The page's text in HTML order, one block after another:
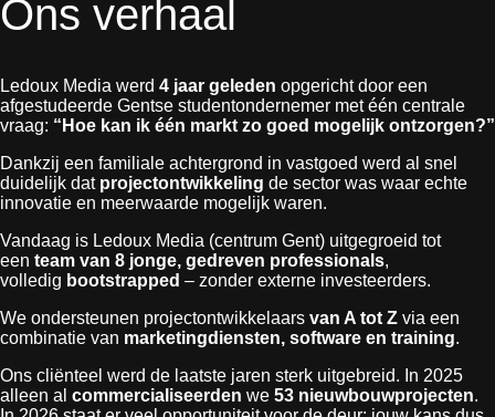
Ons verhaal
Ledoux Media werd 4 jaar geleden opgericht door een
afgestudeerde Gentse studentondernemer met één centrale
vraag: “Hoe kan ik één markt zo goed mogelijk ontzorgen?”
Dankzij een familiale achtergrond in vastgoed werd al snel
duidelijk dat projectontwikkeling de sector was waar echte
innovatie en meerwaarde mogelijk waren.
Vandaag is Ledoux Media (centrum Gent) uitgegroeid tot
een team van 8 jonge, gedreven professionals,
volledig bootstrapped – zonder externe investeerders.
We ondersteunen projectontwikkelaars van A tot Z via een
combinatie van marketingdiensten, software en training.
Ons cliënteel werd de laatste jaren sterk uitgebreid. In 2025
alleen al commercialiseerden we 53 nieuwbouwprojecten.